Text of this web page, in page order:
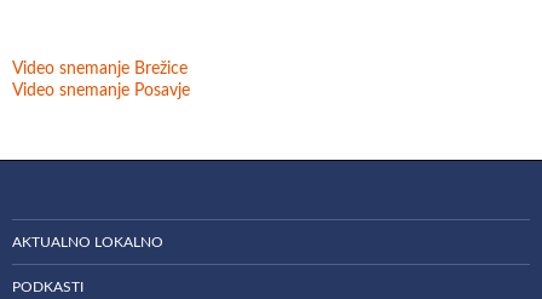
Video snemanje Brežice
Video snemanje Posavje
AKTUALNO LOKALNO
PODKASTI